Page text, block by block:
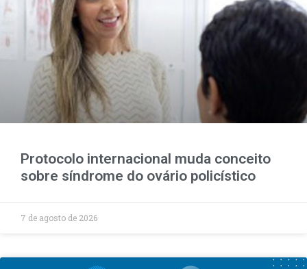
Protocolo internacional muda conceito
sobre síndrome do ovário policístico
7 de agosto de 2026